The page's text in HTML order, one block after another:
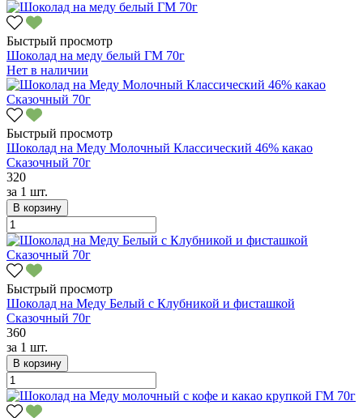
Быстрый просмотр
Шоколад на меду белый ГМ 70г
Нет в наличии
Быстрый просмотр
Шоколад на Меду Молочный Классический 46% какао
Сказочный 70г
320
за 1 шт.
В корзину
Быстрый просмотр
Шоколад на Меду Белый с Клубникой и фисташкой
Сказочный 70г
360
за 1 шт.
В корзину